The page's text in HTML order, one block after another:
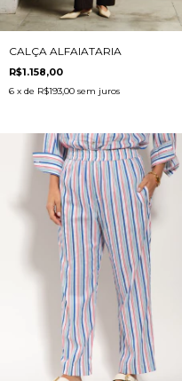
CALÇA ALFAIATARIA
R$1.158,00
6 x de R$193,00 sem juros